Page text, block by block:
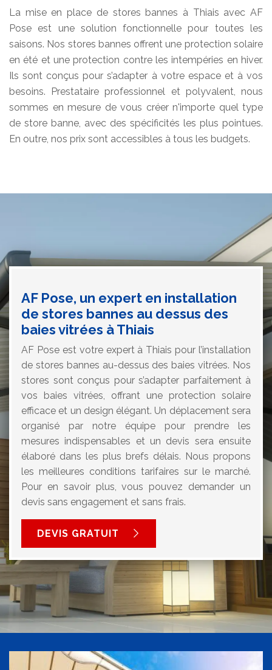
La mise en place de stores bannes à Thiais avec AF
Pose est une solution fonctionnelle pour toutes les
saisons. Nos stores bannes offrent une protection solaire
en été et une protection contre les intempéries en hiver.
Ils sont conçus pour s’adapter à votre espace et à vos
besoins. Prestataire professionnel et polyvalent, nous
sommes en mesure de vous créer n'importe quel type
de store banne, avec des spécificités les plus pointues.
En outre, nos prix sont accessibles à tous les budgets.
AF Pose, un expert en installation
de stores bannes au dessus des
baies vitrées à Thiais
AF Pose est votre expert à Thiais pour l’installation
de stores bannes au-dessus des baies vitrées. Nos
stores sont conçus pour s’adapter parfaitement à
vos baies vitrées, offrant une protection solaire
efficace et un design élégant. Un déplacement sera
organisé par notre équipe pour prendre les
mesures indispensables et un devis sera ensuite
élaboré dans les plus brefs délais. Nous propons
les meilleures conditions tarifaires sur le marché.
Pour en savoir plus, vous pouvez demander un
devis sans engagement et sans frais.
DEVIS GRATUIT